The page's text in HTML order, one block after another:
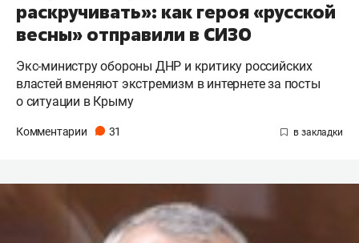
раскручивать»: как героя «русской
весны» отправили в СИЗО
Экс-министру обороны ДНР и критику российских
властей вменяют экстремизм в интернете за посты
о ситуации в Крыму
Комментарии 31